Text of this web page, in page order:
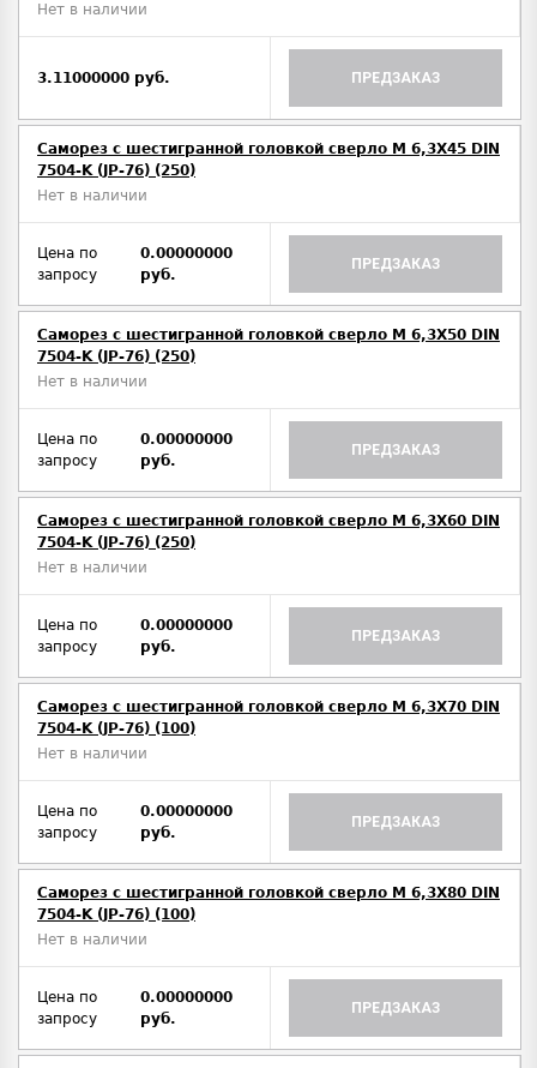
Нет в наличии
3.11000000 руб. ПРЕДЗАКАЗ
Саморез с шестигранной головкой сверло М 6,3Х45 DIN
7504-K (JP-76) (250)
Нет в наличии
Цена по
запросу
0.00000000
руб.
ПРЕДЗАКАЗ
Саморез с шестигранной головкой сверло М 6,3Х50 DIN
7504-K (JP-76) (250)
Нет в наличии
Цена по
запросу
0.00000000
руб.
ПРЕДЗАКАЗ
Саморез с шестигранной головкой сверло М 6,3Х60 DIN
7504-K (JP-76) (250)
Нет в наличии
Цена по
запросу
0.00000000
руб.
ПРЕДЗАКАЗ
Саморез с шестигранной головкой сверло М 6,3Х70 DIN
7504-K (JP-76) (100)
Нет в наличии
Цена по
запросу
0.00000000
руб.
ПРЕДЗАКАЗ
Саморез с шестигранной головкой сверло М 6,3Х80 DIN
7504-K (JP-76) (100)
Нет в наличии
Цена по
запросу
0.00000000
руб.
ПРЕДЗАКАЗ